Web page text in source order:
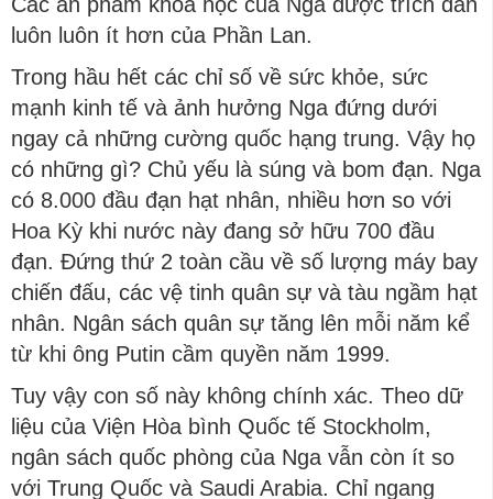
luôn luôn ít hơn của Phần Lan.
Trong hầu hết các chỉ số về sức khỏe, sức
mạnh kinh tế và ảnh hưởng Nga đứng dưới
ngay cả những cường quốc hạng trung. Vậy họ
có những gì? Chủ yếu là súng và bom đạn. Nga
có 8.000 đầu đạn hạt nhân, nhiều hơn so với
Hoa Kỳ khi nước này đang sở hữu 700 đầu
đạn. Đứng thứ 2 toàn cầu về số lượng máy bay
chiến đấu, các vệ tinh quân sự và tàu ngầm hạt
nhân. Ngân sách quân sự tăng lên mỗi năm kể
từ khi ông Putin cầm quyền năm 1999.
Tuy vậy con số này không chính xác. Theo dữ
liệu của Viện Hòa bình Quốc tế Stockholm,
ngân sách quốc phòng của Nga vẫn còn ít so
với Trung Quốc và Saudi Arabia. Chỉ ngang